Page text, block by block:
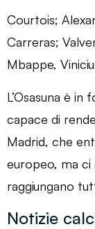
Courtois;
Carreras;
Mbappe,
L’Osasuna è
capace di
Madrid, che
europeo, ma ci
raggiungano
Notizie